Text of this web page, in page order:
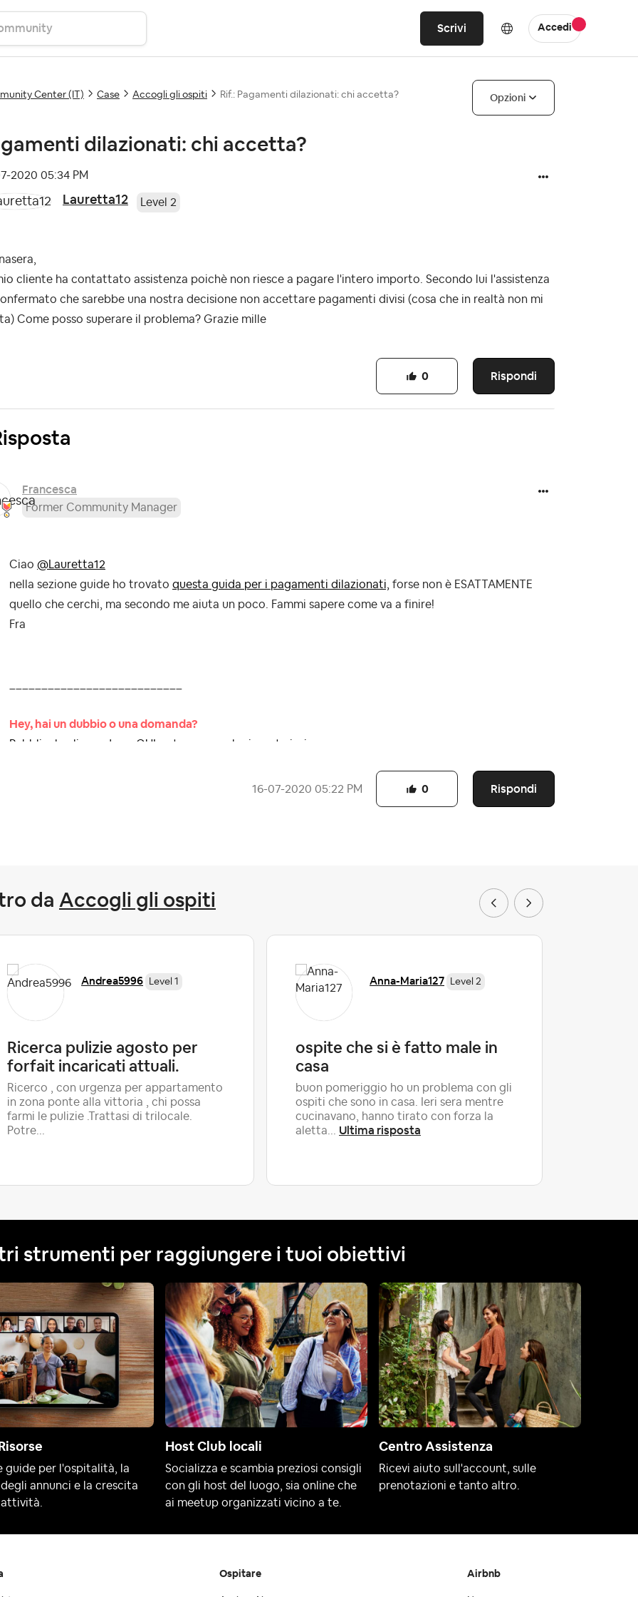
Scrivi Accedi
Center (IT) Case Accogli gli ospiti Rif.: Pagamenti dilazionati: chi accetta? Opzioni
dilazionati: chi accetta?
2020 05:34 PM
Lauretta12 Level 2
cliente ha contattato assistenza poichè non riesce a pagare l'intero importo. Secondo lui l'assistenza
che sarebbe una nostra decisione non accettare pagamenti divisi (cosa che in realtà non mi
Come posso superare il problema? Grazie mille
Rispondi
0
Francesca
Former Community Manager
Ciao @Lauretta12
nella sezione guide ho trovato questa guida per i pagamenti dilazionati, forse non è ESATTAMENTE
quello che cerchi, ma secondo me aiuta un poco. Fammi sapere come va a finire!
Fra
Hey, hai un dubbio o una domanda?
Pubblicala cliccando >>QUI<< troveremo la risposta insieme.
‎16-07-2020 05:22 PM Rispondi
0
da Accogli gli ospiti
Andrea5996 Level 1
Ricerca pulizie agosto per
forfait incaricati attuali.
Ricerco , con urgenza per appartamento
in zona ponte alla vittoria , chi possa
farmi le pulizie .Trattasi di trilocale.
Potre...
Anna-Maria127 Level 2
ospite che si è fatto male in
casa
buon pomeriggio ho un problema con gli
ospiti che sono in casa. Ieri sera mentre
cucinavano, hanno tirato con forza la
aletta... Ultima risposta
strumenti per raggiungere i tuoi obiettivi
guide per l'ospitalità, la
annunci e la crescita
Host Club locali
Socializza e scambia preziosi consigli
con gli host del luogo, sia online che
ai meetup organizzati vicino a te.
Centro Assistenza
Ricevi aiuto sull'account, sulle
prenotazioni e tanto altro.
Ospitare Airbnb